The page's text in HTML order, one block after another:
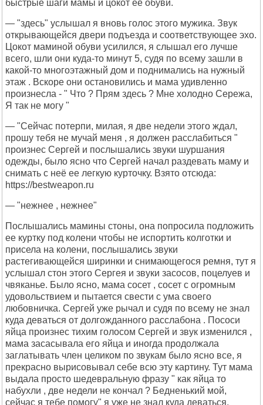
быстрые шаги мамы и цокот её обуви.
— "здесь" услышал я вновь голос этого мужика. Звук
открывающейся двери подъезда и соответствующее эхо.
Цокот маминой обуви усилился, я слышал его лучше
всего, шли они куда-то минут 5, судя по всему зашли в
какой-то многоэтажный дом и поднимались на нужный
этаж . Вскоре они остановились и мама удивленно
произнесла - " Что ? Прям здесь ? Мне холодно Сережа,
Я так не могу "
— "Сейчас потерпи, милая, я две недели этого ждал,
прошу тебя не мучай меня , я должен расслабиться "
произнес Сергей и послышались звуки шуршания
одежды, было ясно что Сергей начал раздевать маму и
снимать с неё ее легкую курточку. Взято отсюда:
https://bestweapon.ru
— "нежнее , нежнее"
Послышались мамины стоны, она попросила подложить
ее куртку под колени чтобы не испортить колготки и
присела на колени, послышались звуки
растегивающейся ширинки и снимающегося ремня, тут я
услышал стон этого Сергея и звуки засосов, поцелуев и
чвяканье. Было ясно, мама сосет , сосет с огромным
удовольствием и пытается свести с ума своего
любовничка. Сергей уже рычал и судя по всему не знал
куда деваться от долгожданного расслабона . Пососи
яйца произнес тихим голосом Сергей и звук изменился ,
мама засасывала его яйца и иногда продолжала
заглатывать член целиком по звукам было ясно все, я
прекрасно вырисовывал себе всю эту картину. Тут мама
выдала просто шедевральную фразу " как яйца то
набухли , две недели не кончал ? Бедненький мой,
сейчас я тебе помогу" я уже не знал куда деваться,